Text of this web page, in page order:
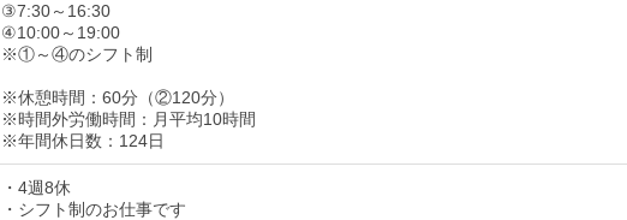
③7:30～16:30
④10:00～19:00
※①～④のシフト制
※休憩時間：60分（②120分）
※時間外労働時間：月平均10時間
※年間休日数：124日
・4週8休
・シフト制のお仕事です